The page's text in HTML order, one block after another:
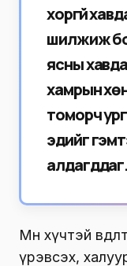
хоргүй
шилжиж
ясны
хамрын
томорч
эдийг
алдагддаг.
Мөн хүчтэй
үрэвсэх,